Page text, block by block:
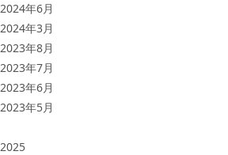
2024年6月
2024年3月
2023年8月
2023年7月
2023年6月
2023年5月
2025